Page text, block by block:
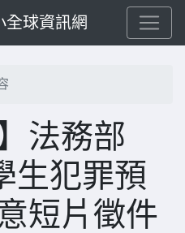
全球資訊網
法務部
生犯罪預
短片徵件